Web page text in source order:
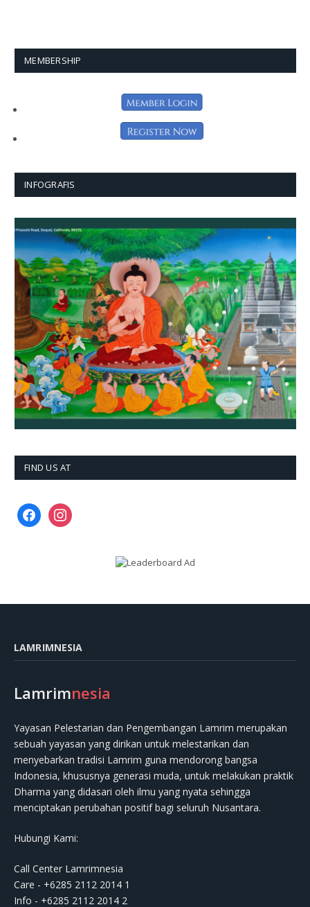
MEMBERSHIP
INFOGRAFIS
FIND US AT
facebookinstagram
LAMRIMNESIA
Lamrimnesia
Yayasan Pelestarian dan Pengembangan Lamrim merupakan
sebuah yayasan yang dirikan untuk melestarikan dan
menyebarkan tradisi Lamrim guna mendorong bangsa
Indonesia, khususnya generasi muda, untuk melakukan praktik
Dharma yang didasari oleh ilmu yang nyata sehingga
menciptakan perubahan positif bagi seluruh Nusantara.
Hubungi Kami:
Call Center Lamrimnesia
Care - +6285 2112 2014 1
Info - +6285 2112 2014 2